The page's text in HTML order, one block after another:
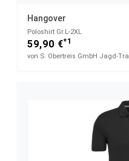
Hangover
Poloshirt Gr.L-2XL
59,90 €*1
von S. Obertreis GmbH Jagd-